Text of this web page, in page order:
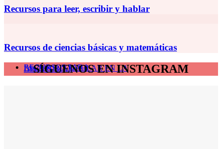
DISCIPLINAS
ESCRIBIR Y HABLAR EN LA
RECURSOS PARA
Recursos para leer, escribir y hablar
Recursos de ciencias básicas y matemáticas
SÍGUENOS EN INSTAGRAM